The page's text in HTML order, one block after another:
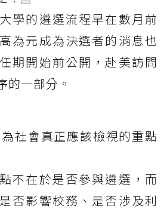
學的遴選流程早在數月前
為元成為決選者的消息也
期開始前公開，赴美訪問
的一部分。
社會真正應該檢視的重點
不在於是否參與遴選，而
否影響校務、是否涉及利